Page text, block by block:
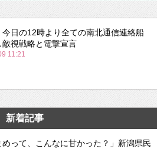
日の12時より全ての南北通信連絡船
敵視戦略と電撃宣言
11:21
新着記事
めって、こんなに甘かった？」新潟県民